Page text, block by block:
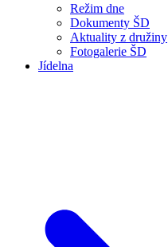
Režim dne
Dokumenty ŠD
Aktuality z družiny
Fotogalerie ŠD
Jídelna